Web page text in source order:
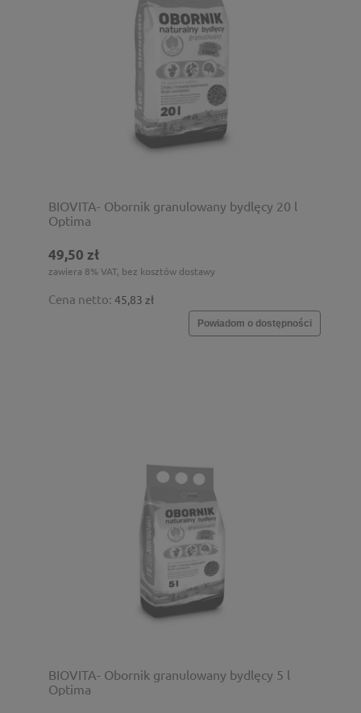
BIOVITA- Obornik granulowany bydlęcy 20 l
Optima
49,50 zł
zawiera 8% VAT, bez kosztów dostawy
Cena netto: 45,83 zł
Powiadom o dostępności
BIOVITA- Obornik granulowany bydlęcy 5 l
Optima